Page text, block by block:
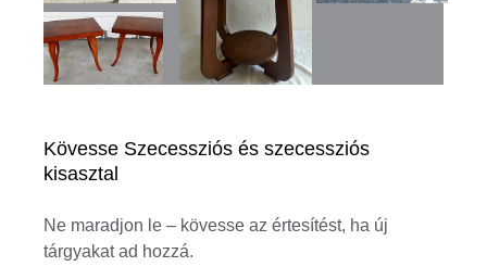
Kövesse Szecessziós és szecessziós
kisasztal
Ne maradjon le – kövesse az értesítést, ha új
tárgyakat ad hozzá.